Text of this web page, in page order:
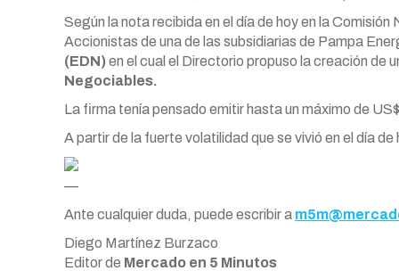
Según la nota recibida en el día de hoy en la
Accionistas de una de las subsidiarias de Pampa
(EDN)en el cual el Directorio propuso la creación de
Negociables.
La firma tenía pensado emitir hasta un máximo de
A partir de la fuerte volatilidad que se vivió en el día
—
Ante cualquier duda, puede escribir a
Diego Martínez Burzaco
Editor de Mercado en 5 Minutos